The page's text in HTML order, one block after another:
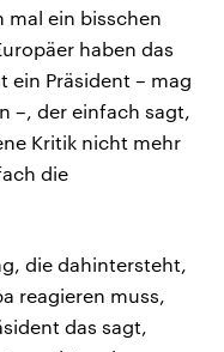
mal ein bisschen
haben das
ein Präsident – mag
–, der einfach sagt,
Kritik nicht mehr
die
die dahintersteht,
reagieren muss,
das sagt,